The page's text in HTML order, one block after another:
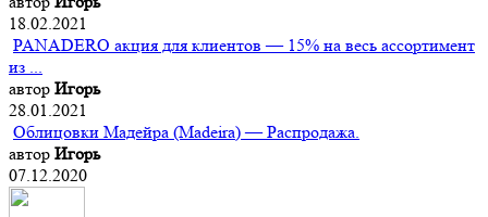
18.02.2021
PANADERO акция для клиентов — 15% на весь ассортимент
из ...
автор Игорь
28.01.2021
Облицовки Мадейра (Мadeira) — Распродажа.
автор Игорь
07.12.2020